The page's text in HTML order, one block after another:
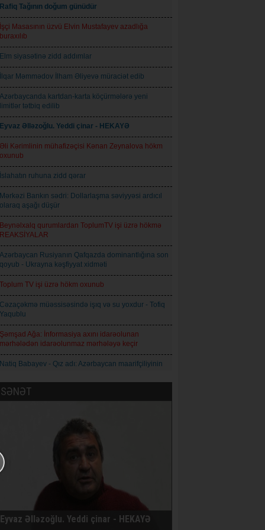
Rafiq Tağının doğum günüdür
İşçi Masasının üzvü Elvin Mustafayev azadlığa
buraxılıb
Elm siyasətinə zidd addımlar
İlqar Məmmədov İlham Əliyevə müraciət edib
Azərbaycanda kartdan-karta köçürmələrə yeni
limitlər tətbiq edilib
Eyvaz Əlləzoğlu. Yeddi çinar - HEKAYƏ
Əli Kərimlinin mühafizəçisi Kənan Zeynalova hökm
oxunub
İslahatın ruhuna zidd qərar
Mərkəzi Bankın sədri: Dollarlaşma səviyyəsi ardıcıl
olaraq aşağı düşür
Beynəlxalq qurumlardan ToplumTV işi üzrə hökmə
REAKSİYALAR
Azərbaycan Rusiyanın Qafqazda dominantlığına son
qoyub - Ukrayna kəşfiyyat xidməti
Toplum TV işi üzrə hökm oxunub
Cəzaçəkmə müəssisəsində işıq və su yoxdur - Tofiq
Yaqublu
Şəmşad Ağa: İnformasiya axını idarəolunan
mərhələdən idarəolunmaz mərhələyə keçir
Natiq Babayev - Qız adı: Azərbaycan maarifçiliyinin
Qoderzi Çoxeli. İntizar - Hekayə
Prokuror Anar Məmmədliyə 14, Anar Abdullaya isə
13 il həbs cəzası istəyib
AXCP daha bir üzvünün saxlandığını bildirir
İqor Skibyuk Ukrayna baş qərargah rəisi təyin
Nikaraqua prezidenti Daniel Orteqa: Ölkədə daha
SƏNƏT
Eyvaz Əlləzoğlu. Yeddi çinar - HEKAYƏ